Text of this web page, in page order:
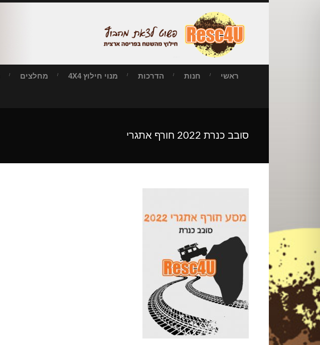
ראשי חנות הדרכות מנוי חילוץ 4X4 מחלצים
סובב כנרת 2022 חורף אתגרי